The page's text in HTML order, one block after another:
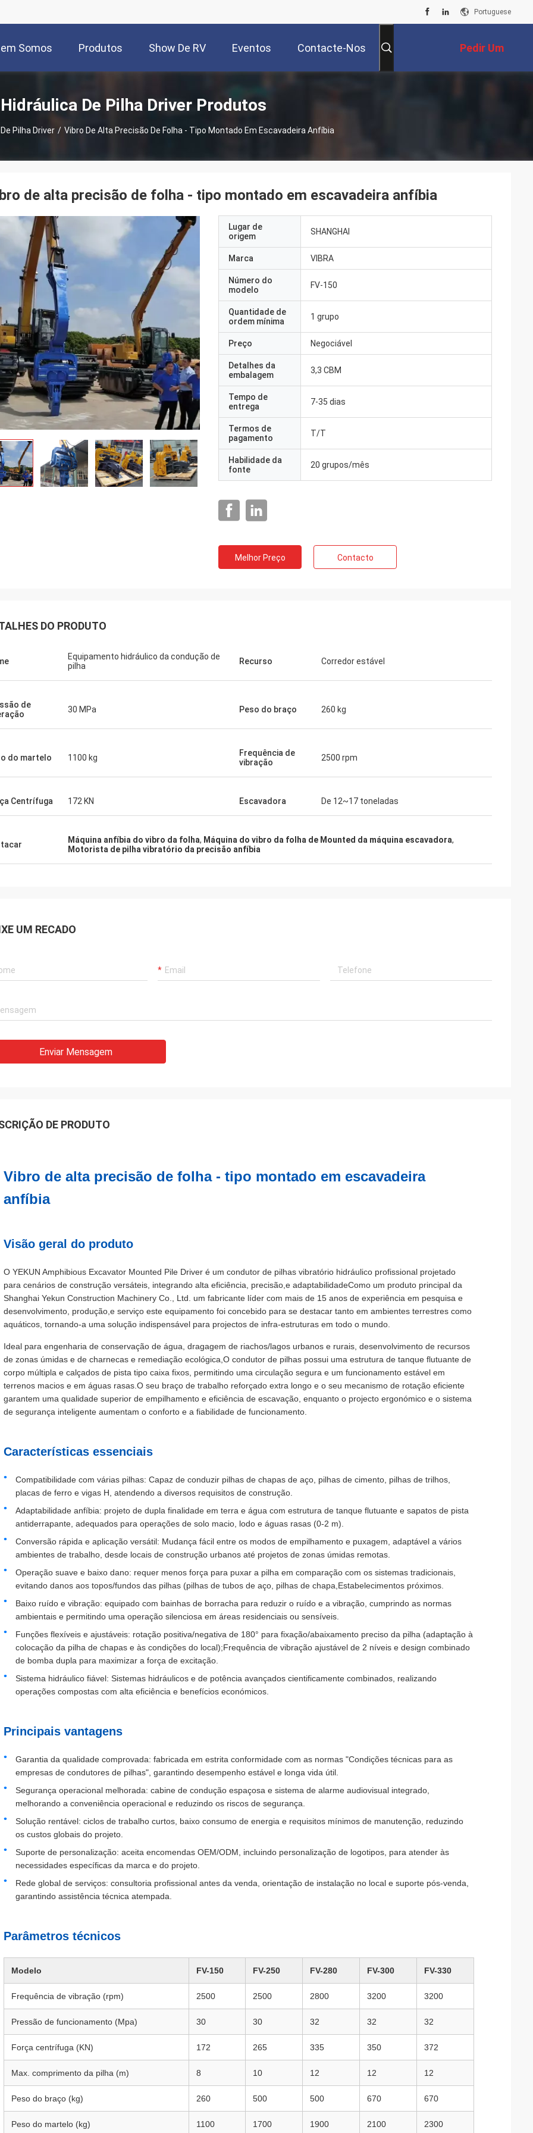
Portuguese
Somos Produtos Show De RV Eventos Contacte-Nos Pedir Um
Orçamento
Hidráulica De Pilha Driver Produtos
Pilha Driver / Vibro De Alta Precisão De Folha - Tipo Montado Em Escavadeira Anfíbia
de alta precisão de folha - tipo montado em escavadeira anfíbia
Lugar de
origem
SHANGHAI
Marca VIBRA
Número do
modelo
FV-150
Quantidade de
ordem mínima
1 grupo
Preço Negociável
Detalhes da
embalagem
3,3 CBM
Tempo de
entrega
7-35 dias
Termos de
pagamento
T/T
Habilidade da
fonte
20 grupos/mês
Melhor Preço Contacto
DO PRODUTO
Equipamento hidráulico da condução de
pilha
Recurso Corredor estável
de
30 MPa Peso do braço 260 kg
do martelo 1100 kg
Frequência de
vibração
2500 rpm
Centrífuga 172 KN Escavadora De 12~17 toneladas
Máquina anfíbia do vibro da folha, Máquina do vibro da folha de Mounted da máquina escavadora,
Motorista de pilha vibratório da precisão anfíbia
UM RECADO
Enviar Mensagem
DE PRODUTO
Vibro de alta precisão de folha - tipo montado em escavadeira
anfíbia
Visão geral do produto
O YEKUN Amphibious Excavator Mounted Pile Driver é um condutor de pilhas vibratório hidráulico profissional projetado
para cenários de construção versáteis, integrando alta eficiência, precisão,e adaptabilidadeComo um produto principal da
Shanghai Yekun Construction Machinery Co., Ltd. um fabricante líder com mais de 15 anos de experiência em pesquisa e
desenvolvimento, produção,e serviço este equipamento foi concebido para se destacar tanto em ambientes terrestres como
aquáticos, tornando-a uma solução indispensável para projectos de infra-estruturas em todo o mundo.
Ideal para engenharia de conservação de água, dragagem de riachos/lagos urbanos e rurais, desenvolvimento de recursos
de zonas úmidas e de charnecas e remediação ecológica,O condutor de pilhas possui uma estrutura de tanque flutuante de
corpo múltipla e calçados de pista tipo caixa fixos, permitindo uma circulação segura e um funcionamento estável em
terrenos macios e em águas rasas.O seu braço de trabalho reforçado extra longo e o seu mecanismo de rotação eficiente
garantem uma qualidade superior de empilhamento e eficiência de escavação, enquanto o projecto ergonómico e o sistema
de segurança inteligente aumentam o conforto e a fiabilidade de funcionamento.
Características essenciais
Compatibilidade com várias pilhas: Capaz de conduzir pilhas de chapas de aço, pilhas de cimento, pilhas de trilhos,
placas de ferro e vigas H, atendendo a diversos requisitos de construção.
Adaptabilidade anfíbia: projeto de dupla finalidade em terra e água com estrutura de tanque flutuante e sapatos de pista
antiderrapante, adequados para operações de solo macio, lodo e águas rasas (0-2 m).
Conversão rápida e aplicação versátil: Mudança fácil entre os modos de empilhamento e puxagem, adaptável a vários
ambientes de trabalho, desde locais de construção urbanos até projetos de zonas úmidas remotas.
Operação suave e baixo dano: requer menos força para puxar a pilha em comparação com os sistemas tradicionais,
evitando danos aos topos/fundos das pilhas (pilhas de tubos de aço, pilhas de chapa,Estabelecimentos próximos.
Baixo ruído e vibração: equipado com bainhas de borracha para reduzir o ruído e a vibração, cumprindo as normas
ambientais e permitindo uma operação silenciosa em áreas residenciais ou sensíveis.
Funções flexíveis e ajustáveis: rotação positiva/negativa de 180° para fixação/abaixamento preciso da pilha (adaptação à
colocação da pilha de chapas e às condições do local);Frequência de vibração ajustável de 2 níveis e design combinado
de bomba dupla para maximizar a força de excitação.
Sistema hidráulico fiável: Sistemas hidráulicos e de potência avançados cientificamente combinados, realizando
operações compostas com alta eficiência e benefícios económicos.
Principais vantagens
Garantia da qualidade comprovada: fabricada em estrita conformidade com as normas "Condições técnicas para as
empresas de condutores de pilhas", garantindo desempenho estável e longa vida útil.
Segurança operacional melhorada: cabine de condução espaçosa e sistema de alarme audiovisual integrado,
melhorando a conveniência operacional e reduzindo os riscos de segurança.
Solução rentável: ciclos de trabalho curtos, baixo consumo de energia e requisitos mínimos de manutenção, reduzindo
os custos globais do projeto.
Suporte de personalização: aceita encomendas OEM/ODM, incluindo personalização de logotipos, para atender às
necessidades específicas da marca e do projeto.
Rede global de serviços: consultoria profissional antes da venda, orientação de instalação no local e suporte pós-venda,
garantindo assistência técnica atempada.
Parâmetros técnicos
Modelo FV-150 FV-250 FV-280 FV-300 FV-330
Frequência de vibração (rpm) 2500 2500 2800 3200 3200
Pressão de funcionamento (Mpa) 30 30 32 32 32
Força centrífuga (KN) 172 265 335 350 372
Max. comprimento da pilha (m) 8 10 12 12 12
Peso do braço (kg) 260 500 500 670 670
Peso do martelo (kg) 1100 1700 1900 2100 2300